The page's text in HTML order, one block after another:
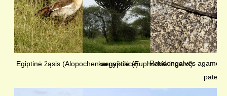
Egiptinė žąsis (Alopochen aegyptiaca)karpažolė (Euphorbia ingens)
Raudongalvės agamos
patelė